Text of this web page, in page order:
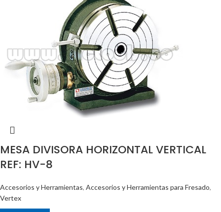
MESA DIVISORA HORIZONTAL VERTICAL
REF: HV-8
Accesorios y Herramientas, Accesorios y Herramientas para Fresado,
Vertex